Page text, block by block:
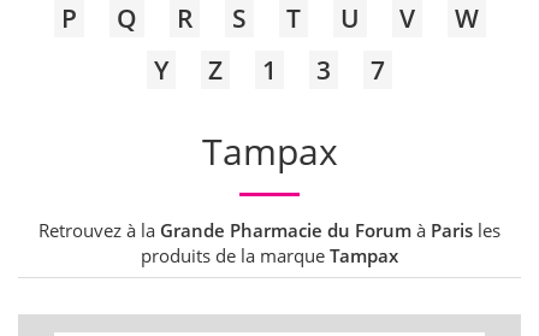
P
Q R S T U V
W
Y
Z 1 3 7
Tampax
Retrouvez à la Grande Pharmacie du Forum à Paris les
produits de la marque Tampax